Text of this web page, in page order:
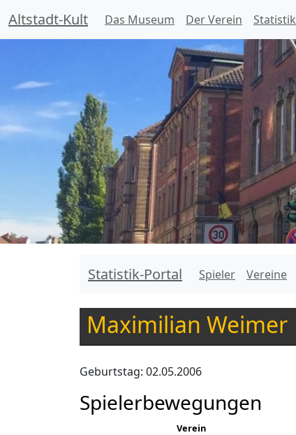
Altstadt-Kult Das Museum Der Verein Statistik
Statistik-Portal Spieler Vereine
Maximilian Weimer
Geburtstag: 02.05.2006
Spielerbewegungen
Verein